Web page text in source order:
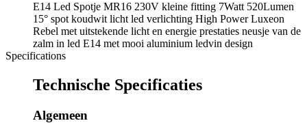
E14 Led Spotje MR16 230V kleine fitting 7Watt 520Lumen
15° spot koudwit licht led verlichting High Power Luxeon
Rebel met uitstekende licht en energie prestaties neusje van de
zalm in led E14 met mooi aluminium ledvin design
Specifications
Technische Specificaties
Algemeen